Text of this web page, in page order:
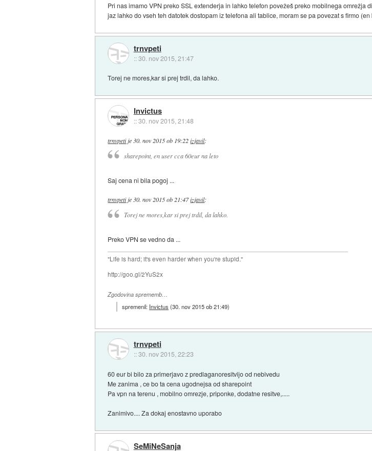
Pri nas imamo VPN preko SSL extenderja in lahko telefon povežeš preko mobilnega omrežja
jaz lahko do vseh teh datotek dostopam iz telefona ali tablice, moram se pa povezat s firmo (en
trnvpeti
::30. nov 2015, 21:47
Torej ne mores,kar si prej trdil, da lahko.
Invictus
::30. nov 2015, 21:48
trnvpetije 30. nov 2015 ob 19:22 izjavil:
sharepoint, en user cca 60eur na leto
Saj cena ni bila pogoj ...
trnvpetije 30. nov 2015 ob 21:47izjavil:
Torej ne mores,kar si prej trdil, da lahko.
Preko VPN se vedno da ...
"Life is hard; it's even harder when you're stupid."
http://goo.gl/2YuS2x
Zgodovina sprememb…
spremenil: Invictus (30. nov 2015 ob 21:49)
trnvpeti
::30. nov 2015, 22:23
60 eur bi bilo za primerjavo z predlaganoresitvijo od nebivedu
Me zanima , ce bo ta cena ugodnejsa od sharepoint
Pa vpn na terenu , mobilno omrezje, priponke, dodatne resitve,.....
Zanimivo.... Za dokaj enostavno uporabo
SeMiNeSanja